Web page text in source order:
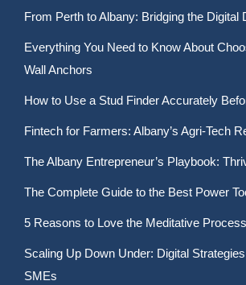
From Perth to Albany: Bridging the Digital
Everything You Need to Know About
Wall Anchors
How to Use a Stud Finder Accurately
Fintech for Farmers: Albany’s Agri-Tech
The Albany Entrepreneur’s Playbook:
The Complete Guide to the Best Power
5 Reasons to Love the Meditative
Scaling Up Down Under: Digital
SMEs